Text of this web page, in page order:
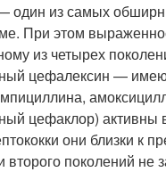
из самых
При этом
из четырех
цефалексин —
цефаклор) активны
они близки к
второго поколений